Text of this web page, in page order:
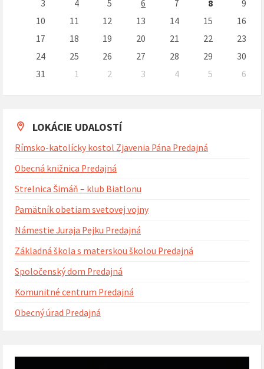
3 4 5 6 7 8
9
10
11 12 13 14 15
16
17
18 19 20 21 22
23
24
25 26 27 28 29
30
31
1 2 3 4 5
6
na
dni
LOKÁCIE UDALOSTÍ
Rímsko-katolícky kostol Zjavenia Pána Predajná
Obecná knižnica Predajná
Strelnica Šimáň – klub Biatlonu
Pamätník obetiam svetovej vojny
Námestie Juraja Pejku Predajná
Základná škola s materskou školou Predajná
Spoločenský dom Predajná
Komunitné centrum Predajná
Obecný úrad Predajná